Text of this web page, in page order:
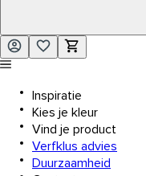
Inspiratie
Kies je kleur
Vind je product
Verfklus advies
Duurzaamheid